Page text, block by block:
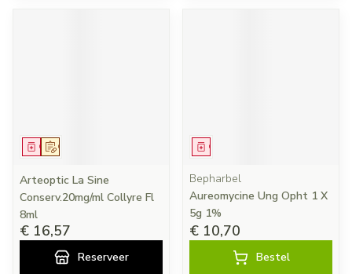
Op voorschrift
Geneesmiddel
Arteoptic La Sine
Conserv.20mg/ml Collyre Fl
8ml
€ 16,57
Reserveer
Geneesmiddel
Bepharbel
Aureomycine Ung Opht 1 X
5g 1%
€ 10,70
Bestel